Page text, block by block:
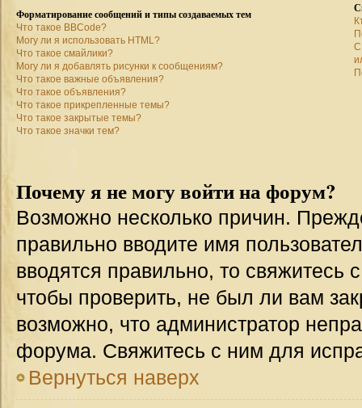
Форматирование сообщений и типы создаваемых тем
Что такое BBCode?
Могу ли я использовать HTML?
Что такое смайлики?
Могу ли я добавлять рисунки к сообщениям?
Что такое важные объявления?
Что такое объявления?
Что такое прикрепленные темы?
Что такое закрытые темы?
Что такое значки тем?
С
Почему я не могу войти на форум?
Возможно несколько причин.
правильно вводите имя
вводятся правильно, то
чтобы проверить, не был ли вам
возможно, что администратор
форума. Свяжитесь с ним для
Вернуться наверх